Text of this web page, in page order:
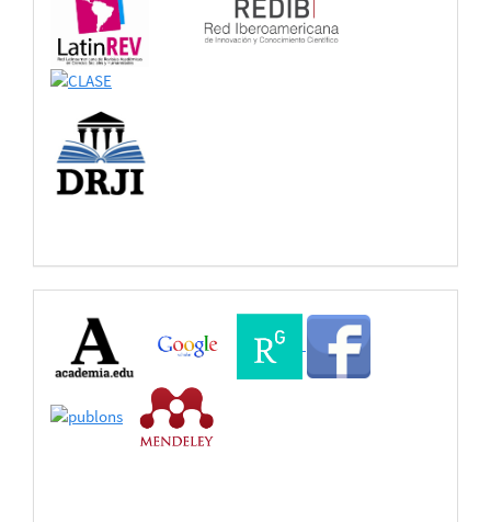
Buscadores
Bases
de
Datos